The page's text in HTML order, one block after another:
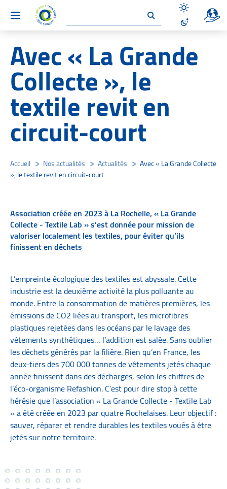
Un
Désactiver
Activer le
Avec « La Grande
Collecte », le
textile revit en
circuit-court
Accueil Nos actualités Actualités
Avec « La Grande Collecte
», le textile revit en circuit-court
Association créée en 2023 à La Rochelle, « La Grande
Collecte - Textile Lab » s’est donnée pour mission de
valoriser localement les textiles, pour éviter qu’ils
finissent en déchets
L’empreinte écologique des textiles est abyssale. Cette
industrie est la deuxième activité la plus polluante au
monde. Entre la consommation de matières premières, les
émissions de CO2 liées au transport, les microfibres
plastiques rejetées dans les océans par le lavage des
vêtements synthétiques… l’addition est salée. Sans oublier
les déchets générés par la filière. Rien qu’en France, les
deux-tiers des 700 000 tonnes de vêtements jetés chaque
année finissent dans des décharges, selon les chiffres de
l’éco-organisme Refashion. C’est pour dire stop à cette
hérésie que l’association « La Grande Collecte - Textile Lab
» a été créée en 2023 par quatre Rochelaises. Leur objectif :
sauver, réparer et rendre durables les textiles voués à être
jetés sur notre territoire.